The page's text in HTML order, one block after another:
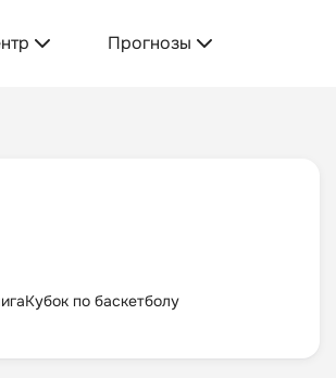
Прогнозы
Кубок по баскетболу